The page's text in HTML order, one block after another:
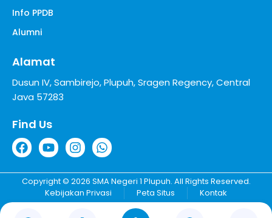
Info PPDB
Alumni
Alamat
Dusun IV, Sambirejo, Plupuh, Sragen Regency, Central
Java 57283
Find Us
Copyright © 2026 SMA Negeri 1 Plupuh. All Rights Reserved.
Kebijakan Privasi
Peta Situs Kontak